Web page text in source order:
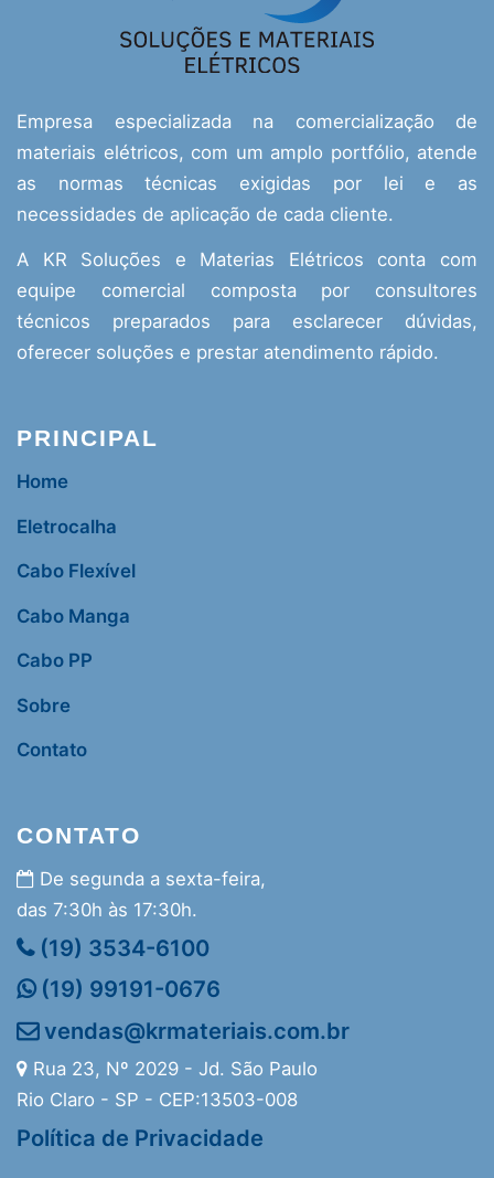
Empresa especializada na comercialização de
materiais elétricos, com um amplo portfólio, atende
as normas técnicas exigidas por lei e as
necessidades de aplicação de cada cliente.
A KR Soluções e Materias Elétricos conta com
equipe comercial composta por consultores
técnicos preparados para esclarecer dúvidas,
oferecer soluções e prestar atendimento rápido.
PRINCIPAL
Home
Eletrocalha
Cabo Flexível
Cabo Manga
Cabo PP
Sobre
Contato
CONTATO
De segunda a sexta-feira,
das 7:30h às 17:30h.
(19) 3534-6100
(19) 99191-0676
vendas@krmateriais.com.br
Rua 23, Nº 2029 - Jd. São Paulo
Rio Claro - SP - CEP:13503-008
Política de Privacidade